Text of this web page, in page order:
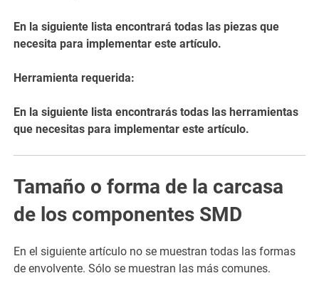
En la siguiente lista encontrará todas las piezas que
necesita para implementar este artículo.
Herramienta requerida:
En la siguiente lista encontrarás todas las herramientas
que necesitas para implementar este artículo.
Tamaño o forma de la carcasa
de los componentes SMD
En el siguiente artículo no se muestran todas las formas
de envolvente. Sólo se muestran las más comunes.